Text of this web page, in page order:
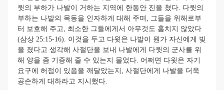
윗의 부하가 나발이 거하는 지역에 한동안 진을 쳤다. 다윗의
부하는 나발의 목동을 인자하게 대해 주며, 그들을 위해로부
터 보호해 주고, 최소한 그들에게서 아무것도 훔치지 않았다
(삼상 25:15-16). 이것을 두고 다윗은 나발이 뭔가 자신에게 빚
을 졌다고 생각해 사절단을 보내 나발에게 다윗의 군사를 위
해 양을 좀 기증해 줄 수 있는지 물었다. 어쩌면 다윗은 자기
요구에 허점이 있음을 깨달았는지, 사절단에게 나발을 더욱
공손하게 대하라고 지시했다.